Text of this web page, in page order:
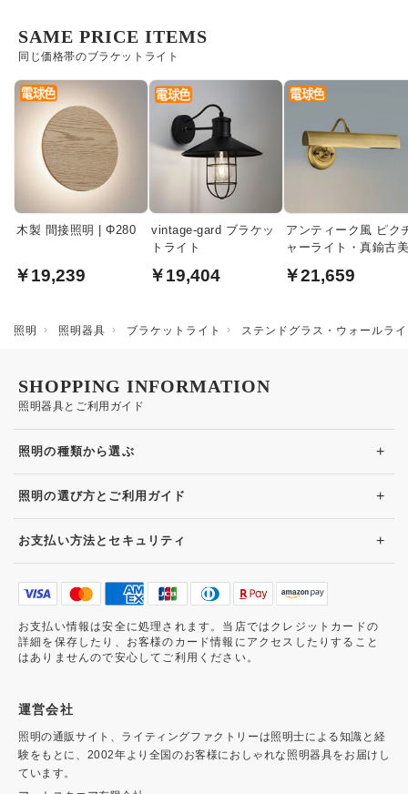
同じ価格帯のブラケットライト
SAME PRICE ITEMS
木製 間接照明 | Φ280
￥19,239
vintage-gard ブラケッ
トライト
￥19,404
アンティーク風 ピク
ャーライト・真鍮古
￥21,659
照明 照明器具 ブラケットライト ステンドグラス・ウォールラ
照明器具とご利用ガイド
SHOPPING INFORMATION
照明の種類から選ぶ +
照明の選び方とご利用ガイド +
お支払い方法とセキュリティ +
お支払い情報は安全に処理されます。当店ではクレジットカードの
詳細を保存したり、お客様のカード情報にアクセスしたりすること
はありませんので安心してご利用ください。
運営会社
照明の通販サイト、ライティングファクトリーは照明士による知識と経
験をもとに、2002年より全国のお客様におしゃれな照明器具をお届けし
ています。